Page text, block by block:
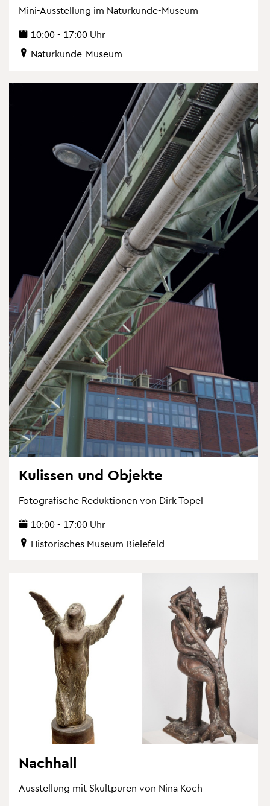
Mini-Aus­stel­lung im Na­tur­kun­de-Mu­se­um
10:00 - 17:00 Uhr
Na­tur­kun­de-Mu­se­um
Ku­lis­sen und Ob­jek­te
Fo­to­gra­fi­sche Re­duk­tio­nen von Dirk Topel
10:00 - 17:00 Uhr
His­to­ri­sches Mu­se­um Bie­le­feld
Nach­hall
Aus­stel­lung mit Skultpu­ren von Nina Koch